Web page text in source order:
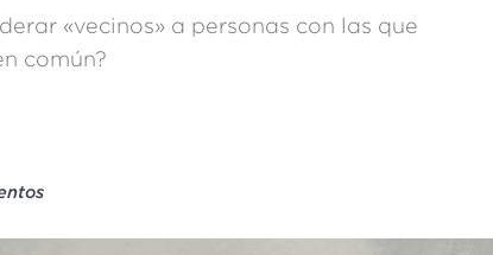
«vecinos» a personas con las que
común?